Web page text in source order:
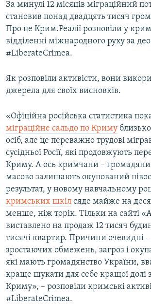
пошуку
ІНТЕРВ'Ю
СПЕЦПРОЕКТИ
ДЕПОРТАЦІЯ
ВІДЕОУРОКИ «ELIFBE»
СВІДЧЕННЯ ОКУПАЦІЇ
УКРАЇНСЬКА ПРОБЛЕМА КРИМУ
ІНФОГРАФІКА
ЯК ОБІЙТИ БЛОКУВАННЯ
Русский
ДОЛУЧАЙСЯ!
Усі сайти RFE/RL
За минулі 12 місяців міграційний
становив понад двадцять тисяч
Про це Крим.Реалії розповіли у
відділенні міжнародного руху за
#LiberateCrimea.
Як розповіли активісти, вони
джерела для своїх висновків.
«Офіційна російська статистика
міграційне сальдо по Криму
осіб, але це переважно трудові
сусідньої Росії, які продовжують
Криму. А ось кримчани –
масово залишають окупований
результат, у новому навчальному
кримських шкіл сяде майже на
менше, ніж торік. Тільки на сайті
виставлено на продаж 12 тисяч
тисячі квартир. Причини очевидні
зростаючих обмежень, загроз і
які мають громадянство України,
краще шукати для себе кращої
Криму», – розповіли кримські
#LiberateCrimea.